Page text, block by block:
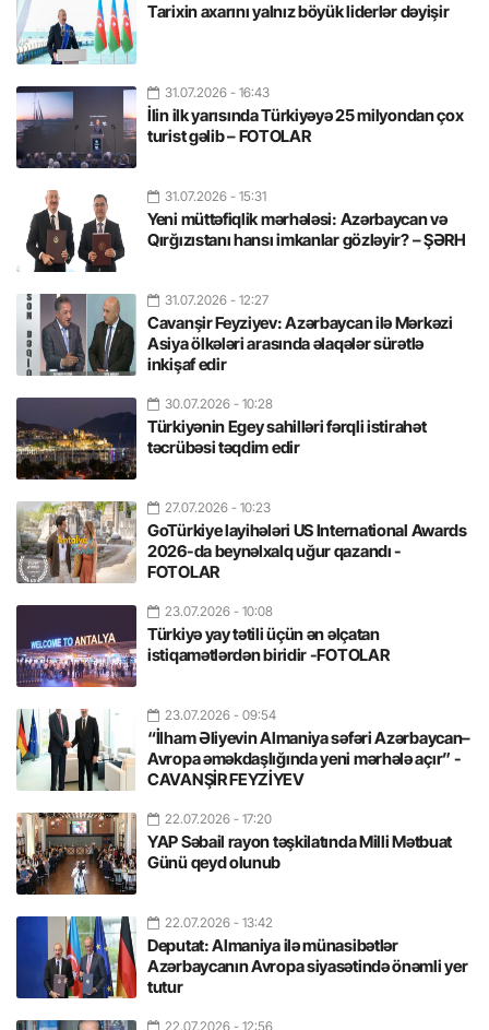
Tarixin axarını yalnız böyük liderlər dəyişir
31.07.2026 - 16:43
İlin ilk yarısında Türkiyəyə 25 milyondan çox
turist gəlib – FOTOLAR
31.07.2026 - 15:31
Yeni müttəfiqlik mərhələsi: Azərbaycan və
Qırğızıstanı hansı imkanlar gözləyir? – ŞƏRH
31.07.2026 - 12:27
Cavanşir Feyziyev: Azərbaycan ilə Mərkəzi
Asiya ölkələri arasında əlaqələr sürətlə
inkişaf edir
30.07.2026 - 10:28
Türkiyənin Egey sahilləri fərqli istirahət
təcrübəsi təqdim edir
27.07.2026 - 10:23
GoTürkiye layihələri US International Awards
2026-da beynəlxalq uğur qazandı -
FOTOLAR
23.07.2026 - 10:08
Türkiyə yay tətili üçün ən əlçatan
istiqamətlərdən biridir -FOTOLAR
23.07.2026 - 09:54
“İlham Əliyevin Almaniya səfəri Azərbaycan–
Avropa əməkdaşlığında yeni mərhələ açır” -
CAVANŞİR FEYZİYEV
22.07.2026 - 17:20
YAP Səbail rayon təşkilatında Milli Mətbuat
Günü qeyd olunub
22.07.2026 - 13:42
Deputat: Almaniya ilə münasibətlər
Azərbaycanın Avropa siyasətində önəmli yer
tutur
22.07.2026 - 12:56